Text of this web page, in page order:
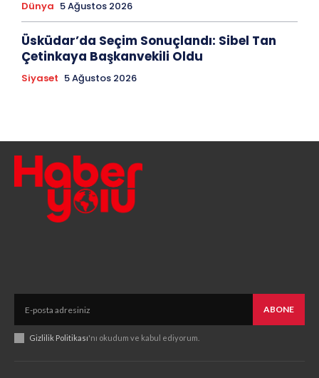
Dünya 5 Ağustos 2026
Üsküdar’da Seçim Sonuçlandı: Sibel Tan
Çetinkaya Başkanvekili Oldu
Siyaset 5 Ağustos 2026
ABONE
Gizlilik Politikası'nı okudum ve kabul ediyorum.